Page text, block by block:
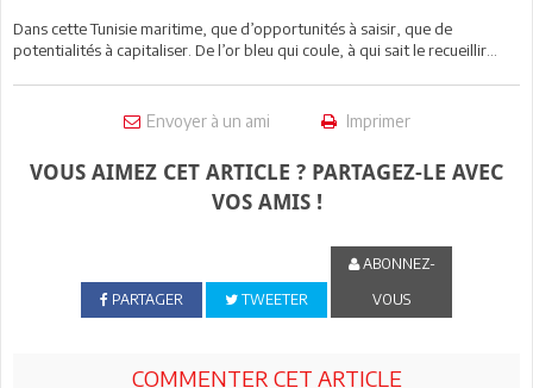
Dans cette Tunisie maritime, que d’opportunités à saisir, que de
potentialités à capitaliser. De l’or bleu qui coule, à qui sait le recueillir…
Envoyer à un ami Imprimer
VOUS AIMEZ CET ARTICLE ? PARTAGEZ-LE AVEC
VOS AMIS !
PARTAGER TWEETER
ABONNEZ-
VOUS
COMMENTER CET ARTICLE